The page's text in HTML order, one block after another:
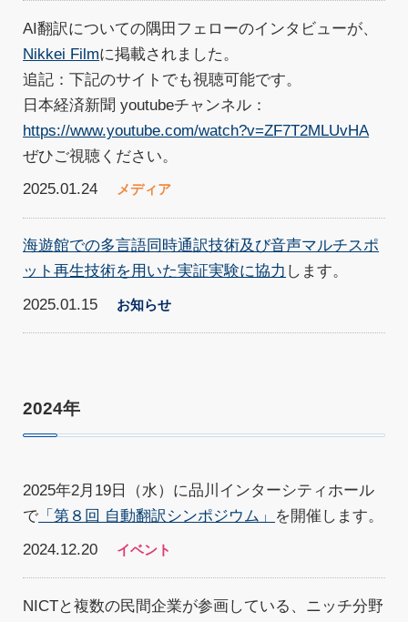
AI翻訳についての隅田フェローのインタビューが、
Nikkei Filmに掲載されました。
追記：下記のサイトでも視聴可能です。
日本経済新聞 youtubeチャンネル：
https://www.youtube.com/watch?v=ZF7T2MLUvHA
ぜひご視聴ください。
2025.01.24
メディア
海遊館での多言語同時通訳技術及び音声マルチスポ
ット再生技術を用いた実証実験に協力 します。
2025.01.15
お知らせ
2024年
2025年2月19日（水）に品川インターシティホール
で 「第８回 自動翻訳シンポジウム」
を開催します。
2024.12.20
イベント
NICTと複数の民間企業が参画している、ニッチ分野